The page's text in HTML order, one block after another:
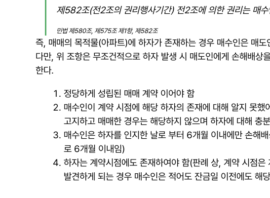
제582조(전2조의 권리행사기간) 전2조에 의한 권리는 매
민법 제580조, 제575조 제1항, 제582조
즉, 매매의 목적물(아파트)에 하자가 존재하는 경우 매수인은 매
다만, 위 조항은 무조건적으로 하자 발생 시 매도인에게 손해배
한다.
정당하게 성립된 매매 계약 이어야 함
매수인이 계약 시점에 해당 하자의 존재에 대해 알지 못
고지하고 매매한 경우는 해당하지 않으며 하자에 대해 충
매수인은 하자를 인지한 날로 부터 6개월 이내에만 손해
로 6개월 이내임)
하자는 계약시점에도 존재하여야 함(판례 상, 계약 시점
발견하게 되는 경우 매수인은 적어도 잔금일 이전에도 해